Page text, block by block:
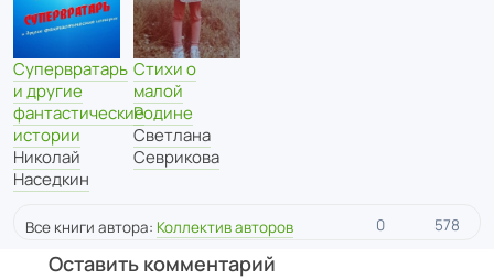
Супервратарь
и другие
фантастические
истории
Николай
Наседкин
Стихи о
малой
Родине
Светлана
Севрикова
Все книги автора: Коллектив авторов 0 578
Оставить комментарий